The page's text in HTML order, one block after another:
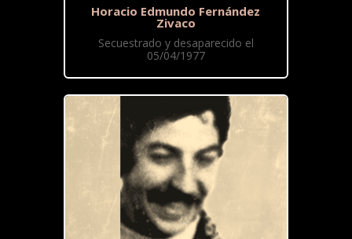
Horacio Edmundo Fernández
Zivaco
Secuestrado y desaparecido el
05/04/1977